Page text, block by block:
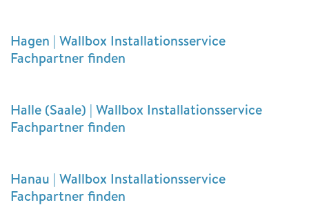
Hagen | Wallbox Installationsservice
Fachpartner finden
Halle (Saale) | Wallbox Installationsservice
Fachpartner finden
Hanau | Wallbox Installationsservice
Fachpartner finden